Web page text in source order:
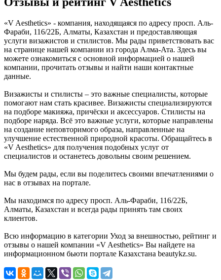
«V Aesthetics» - компания, находящаяся по адресу просп. Аль-
Фараби, 116/22Б, Алматы, Казахстан и предоставляющая
услуги визажистов и стилистов. Мы рады приветствовать вас
на странице нашей компании из города Алма-Ата. Здесь вы
можете ознакомиться с основной информацией о нашей
компании, прочитать отзывы и найти наши контактные
данные.
Визажисты и стилисты – это важные специалисты, которые
помогают нам стать красивее. Визажисты специализируются
на подборе макияжа, причёски и аксессуаров. Стилисты на
подборе наряда. Всё это важные услуги, которые направлены
на создание неповторимого образа, направленные на
улучшение естественной природной красоты. Обращайтесь в
«V Aesthetics» для получения подобных услуг от
специалистов и останетесь довольны своим решением.
Мы будем рады, если вы поделитесь своими впечатлениями о
нас в отзывах на портале.
Мы находимся по адресу просп. Аль-Фараби, 116/22Б,
Алматы, Казахстан и всегда рады принять там своих
клиентов.
Всю информацию в категории Уход за внешностью, рейтинг и
отзывы о нашей компании «V Aesthetics» Вы найдете на
информационном бьюти портале Казахстана beautykz.su.